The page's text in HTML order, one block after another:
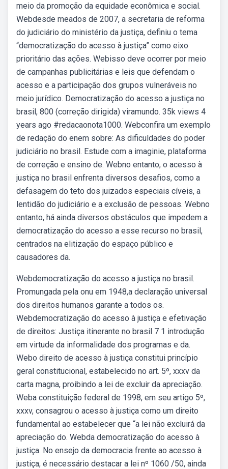
meio da promoção da equidade econômica e social.
Webdesde meados de 2007, a secretaria de reforma
do judiciário do ministério da justiça, definiu o tema
“democratização do acesso à justiça” como eixo
prioritário das ações. Webisso deve ocorrer por meio
de campanhas publicitárias e leis que defendam o
acesso e a participação dos grupos vulneráveis no
meio jurídico. Democratização do acesso a justiça no
brasil, 800 (correção dirigida) viramundo. 35k views 4
years ago #redacaonota1000. Webconfira um exemplo
de redação do enem sobre: As dificuldades do poder
judiciário no brasil. Estude com a imaginie, plataforma
de correção e ensino de. Webno entanto, o acesso à
justiça no brasil enfrenta diversos desafios, como a
defasagem do teto dos juizados especiais cíveis, a
lentidão do judiciário e a exclusão de pessoas. Webno
entanto, há ainda diversos obstáculos que impedem a
democratização do acesso a esse recurso no brasil,
centrados na elitização do espaço público e
causadores da.
Webdemocratização do acesso a justiça no brasil.
Promungada pela onu em 1948,a declaração universal
dos direitos humanos garante a todos os.
Webdemocratização do acesso à justiça e efetivação
de direitos: Justiça itinerante no brasil 7 1 introdução
em virtude da informalidade dos programas e da.
Webo direito de acesso à justiça constitui princípio
geral constitucional, estabelecido no art. 5º, xxxv da
carta magna, proibindo a lei de excluir da apreciação.
Weba constituição federal de 1998, em seu artigo 5º,
xxxv, consagrou o acesso à justiça como um direito
fundamental ao estabelecer que “a lei não excluirá da
apreciação do. Webda democratização do acesso à
justiça. No ensejo da democracia frente ao acesso à
justiça, é necessário destacar a lei nº 1060 /50, ainda